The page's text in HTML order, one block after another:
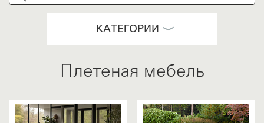
КАТЕГОРИИ
Плетеная мебель